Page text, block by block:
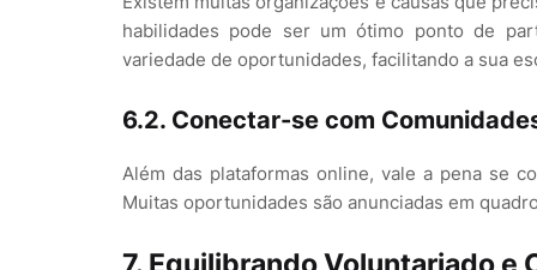
habilidades pode ser um ótimo ponto de
variedade de oportunidades, facilitando a sua
6.2. Conectar-se com
Além das plataformas online, vale a pena se
Muitas oportunidades são anunciadas em